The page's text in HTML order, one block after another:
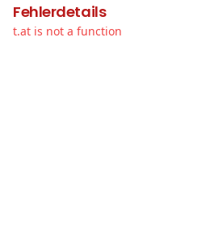
Fehlerdetails
t.at is not a function